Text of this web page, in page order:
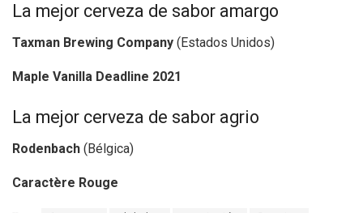
La mejor cerveza de sabor amargo
Taxman Brewing Company (Estados Unidos)
Maple Vanilla Deadline 2021
La mejor cerveza de sabor agrio
Rodenbach (Bélgica)
Caractère Rouge